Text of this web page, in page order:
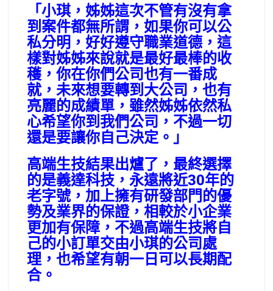
「小琪，姊姊這次不管有沒有拿
到案件都無所謂，如果你可以公
私分明，好好遵守職業道德，這
樣對姊姊來說就是最好最棒的收
穫，你在你們公司也有一番成
就，未來想要轉到大公司，也有
亮麗的成績單，雖然姊姊依然私
心希望你到我們公司，不過一切
還是要讓你自己決定。」
高端生技結果出爐了，最終選擇
的是義達科技，永遠將近30年的
老字號，加上擁有研發部門的優
勢及業界的保證，相較於小企業
更加有保障，不過高端生技將自
己的小訂單交由小琪的公司處
理，也希望有朝一日可以長期配
合。